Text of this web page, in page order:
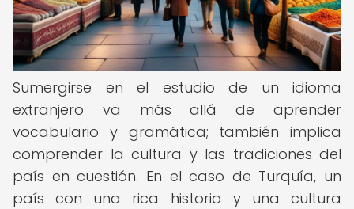
Sumergirse en el estudio de un idioma
extranjero va más allá de aprender
vocabulario y gramática; también implica
comprender la cultura y las tradiciones del
país en cuestión. En el caso de Turquía, un
país con una rica historia y una cultura